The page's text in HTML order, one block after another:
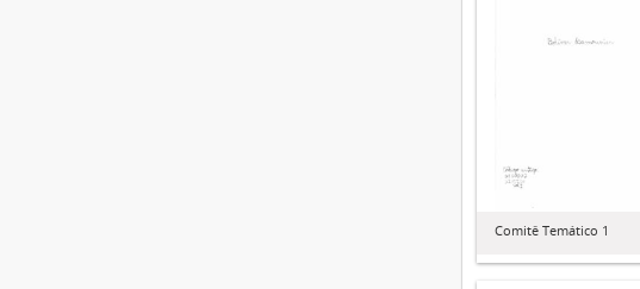
Comitê Temático 1